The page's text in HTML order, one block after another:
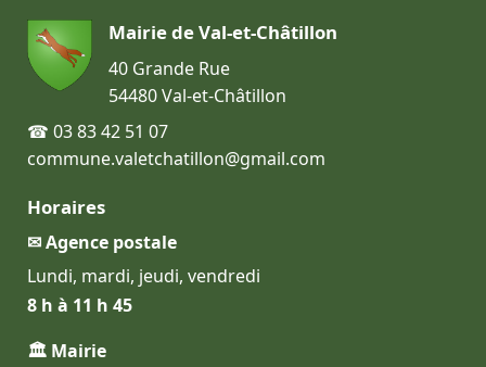
Mairie de Val-et-Châtillon
40 Grande Rue
54480 Val-et-Châtillon
☎ 03 83 42 51 07
commune.valetchatillon@gmail.com
Horaires
✉ Agence postale
Lundi, mardi, jeudi, vendredi
8 h à 11 h 45
🏛 Mairie